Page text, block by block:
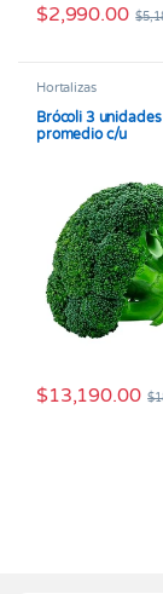
$2,990.00 $
Hortalizas
Brócoli 3
promedio c/u
$13,190.00 $